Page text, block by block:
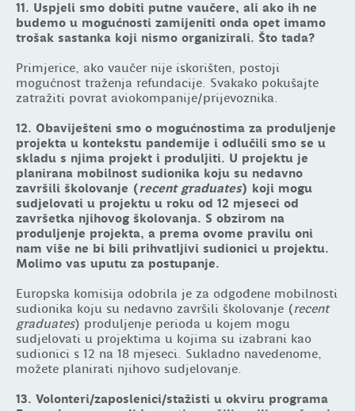
11. Uspjeli smo dobiti putne vaučere, ali ako ih ne
budemo u mogućnosti zamijeniti onda opet imamo
trošak sastanka koji nismo organizirali. Što tada?
Primjerice, ako vaučer nije iskorišten, postoji
mogućnost traženja refundacije. Svakako pokušajte
zatražiti povrat aviokompanije/prijevoznika.
12. Obaviješteni smo o mogućnostima za produljenje
projekta u kontekstu pandemije i odlučili smo se u
skladu s njima projekt i produljiti. U projektu je
planirana mobilnost sudionika koju su nedavno
završili školovanje (recent graduates) koji mogu
sudjelovati u projektu u roku od 12 mjeseci od
završetka njihovog školovanja. S obzirom na
produljenje projekta, a prema ovome pravilu oni
nam više ne bi bili prihvatljivi sudionici u projektu.
Molimo vas uputu za postupanje.
Europska komisija odobrila je za odgođene mobilnosti
sudionika koju su nedavno završili školovanje (recent
graduates) produljenje perioda u kojem mogu
sudjelovati u projektima u kojima su izabrani kao
sudionici s 12 na 18 mjeseci. Sukladno navedenome,
možete planirati njihovo sudjelovanje.
13. Volonteri/zaposlenici/stažisti u okviru programa